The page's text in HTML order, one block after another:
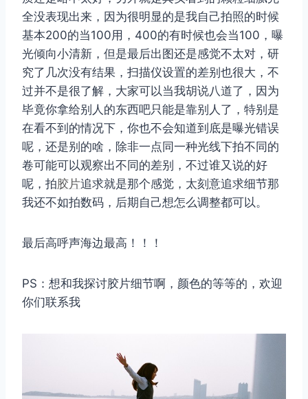
全没表现出来，因为很明显的是我自己拍照的时候
基本200的当100用，400的有时候也会当100，曝
光倾向小清新，但是最后出图还是感觉不太对，研
究了几次没有结果，扫描仪设置的差别也很大，不
过并不是很了解，大家可以当我胡说八道了，因为
毕竟你拿给别人的东西吧只能是靠别人了，特别是
在看不到的情况下，你也不会知道到底是曝光错误
呢，还是别的啥，除非一点同一种光线下拍不同的
卷可能可以观察出不同的差别，不过谁又说的好
呢，拍胶片追求就是那个感觉，太刻意追求细节那
我还不如拍数码，后期自己想怎么调整都可以。
最后高呼声海边最高！！！
PS：想和我探讨胶片细节啊，颜色的等等的，欢迎
你们联系我